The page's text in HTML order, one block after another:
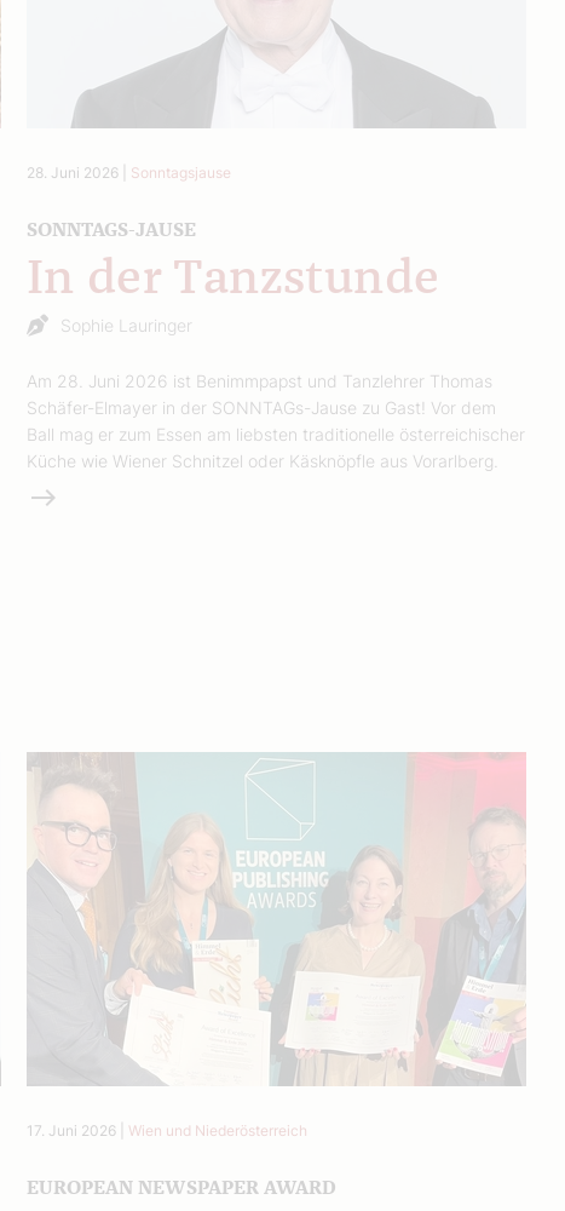
28. Juni 2026| Sonntagsjause
SONNTAGS-JAUSE
In der Tanzstunde
Sophie Lauringer
Am 28. Juni 2026 ist Benimmpapst und Tanzlehrer Thomas
Schäfer-Elmayer in der SONNTAGs-Jause zu Gast! Vor dem
Ball mag er zum Essen am liebsten traditionelle österreichischer
Küche wie Wiener Schnitzel oder Käsknöpfle aus Vorarlberg.
Weiterlesen
17. Juni 2026| Wien und Niederösterreich
EUROPEAN NEWSPAPER AWARD